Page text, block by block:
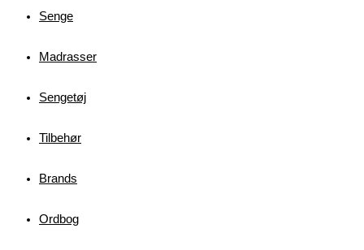
Senge
Madrasser
Sengetøj
Tilbehør
Brands
Ordbog